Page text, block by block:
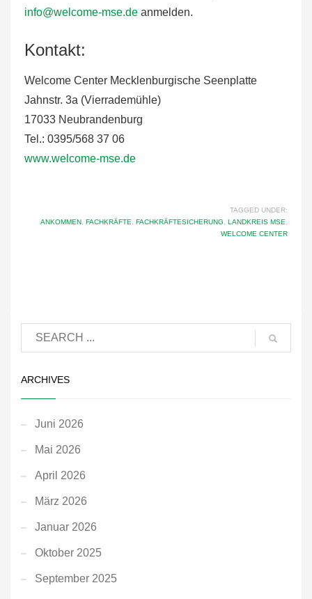
info@welcome-mse.de anmelden.
Kontakt:
Welcome Center Mecklenburgische Seenplatte
Jahnstr. 3a (Vierrademühle)
17033 Neubrandenburg
Tel.: 0395/568 37 06
www.welcome-mse.de
TAGGED UNDER:
ANKOMMEN FACHKRÄFTE FACHKRÄFTESICHERUNG LANDKREIS MSE
WELCOME CENTER
ARCHIVES
Juni 2026
Mai 2026
April 2026
März 2026
Januar 2026
Oktober 2025
September 2025